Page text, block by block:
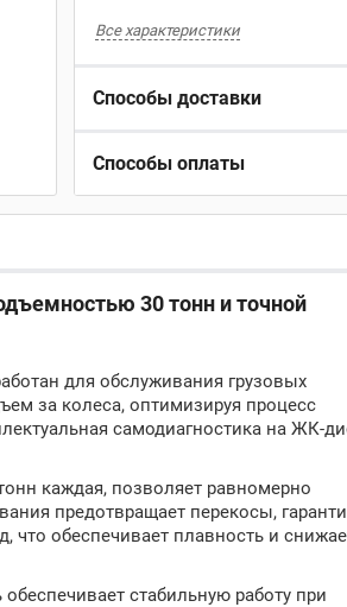
Все характеристики
Способы доставки
Способы оплаты
30 тонн и точной
для обслуживания грузовых
за колеса, оптимизируя процесс
самодиагностика на ЖК-
каждая, позволяет равномерно
предотвращает перекосы,
что обеспечивает плавность и
стабильную работу при